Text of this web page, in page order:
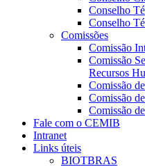
Conselho
Conselho
Comissões
Comissão
Comissão
Recursos
Comissão
Comissão
Comissão
Fale com o CEMIB
Intranet
Links úteis
BIOTBRAS